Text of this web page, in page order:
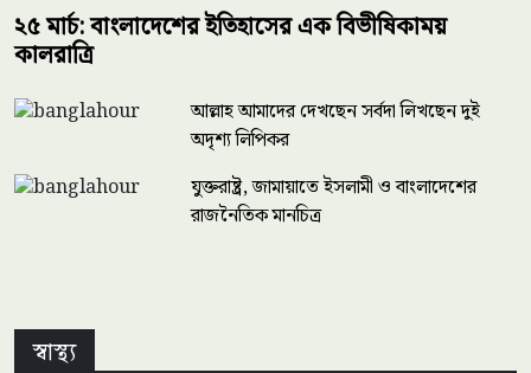
২৫ মার্চ: বাংলাদেশের ইতিহাসের এক বিভীষিকাময়
কালরাত্রি
আল্লাহ আমাদের দেখছেন সর্বদা লিখছেন দুই
অদৃশ্য লিপিকর
যুক্তরাষ্ট্র, জামায়াতে ইসলামী ও বাংলাদেশের
রাজনৈতিক মানচিত্র
স্বাস্থ্য